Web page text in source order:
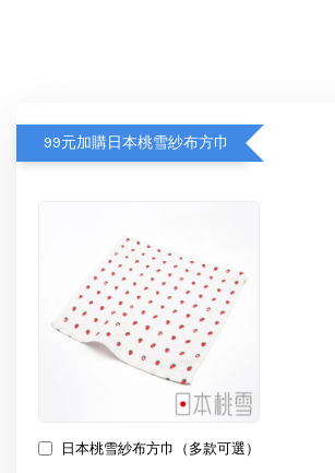
99元加購日本桃雪紗布方巾
日本桃雪紗布方巾（多款可選）